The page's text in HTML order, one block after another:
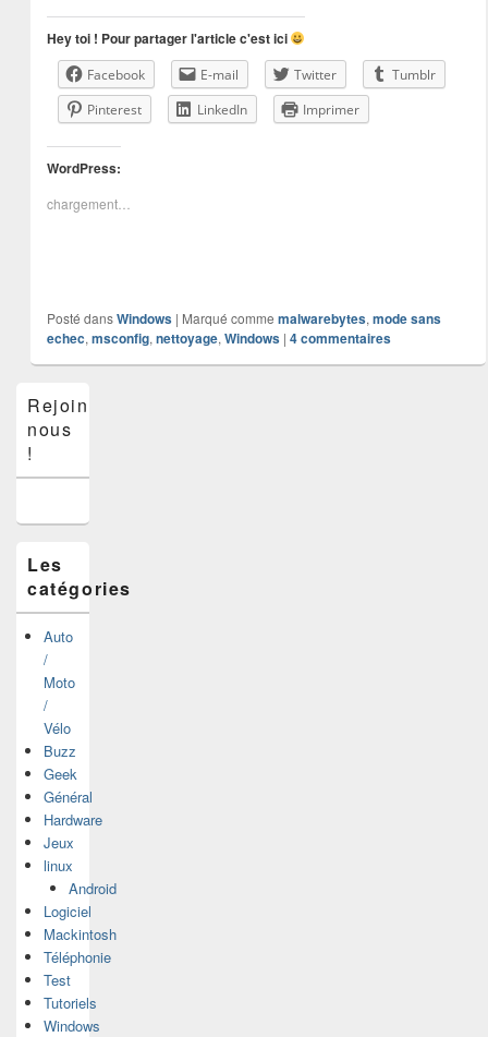
Hey toi ! Pour partager l'article c'est ici
Facebook E-mail Twitter
Tumblr
Pinterest
LinkedIn Imprimer
WordPress:
chargement…
Posté dans Windows | Marqué comme malwarebytes, mode sans
echec, msconfig, nettoyage, Windows | 4commentaires
principale
de
widget
latérale
Rejoins-
nous
!
Les
catégories
Auto
/
Moto
/
Vélo
Buzz
Geek
Général
Hardware
Jeux
linux
Android
Logiciel
Mackintosh
Téléphonie
Test
Tutoriels
Windows